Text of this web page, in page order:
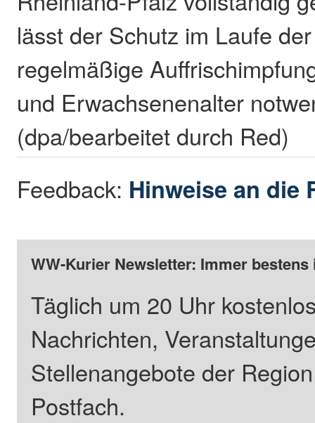
lässt der Schutz im Laufe
regelmäßige
und Erwachsenenalter
(dpa/bearbeitet durch Red)
Feedback: Hinweise an die
WW-Kurier Newsletter: Immer
Täglich um 20 Uhr
Nachrichten,
Stellenangebote der
Postfach.